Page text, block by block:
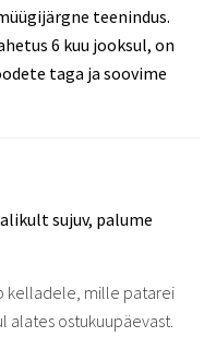
teenindus.
6 kuu jooksul, on
taga ja soovime
sujuv, palume
kelladele, mille patarei
alates ostukuupäevast.